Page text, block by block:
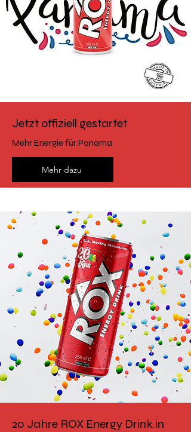
Jetzt offiziell gestartet
Mehr Energie für Panama
Mehr dazu
20 Jahre ROX Energy Drink in